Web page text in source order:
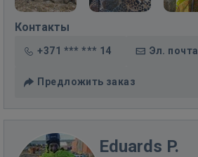
Контакты
+371 *** *** 14 Эл. почта
Предложить заказ
Eduards P.